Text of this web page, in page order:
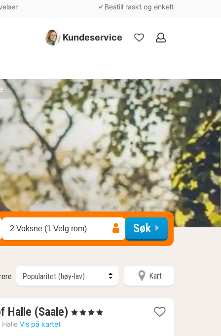
Bestill raskt og enkelt
Kundeservice
Mine
2 Voksne (1 Velg rom) Søk
Kart
Halle (Saale) 1
, 4 Stjerner
Halle Vis på kartet